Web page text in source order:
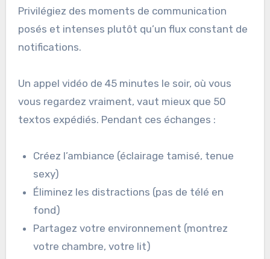
Privilégiez des moments de communication
posés et intenses plutôt qu’un flux constant de
notifications.
Un appel vidéo de 45 minutes le soir, où vous
vous regardez vraiment, vaut mieux que 50
textos expédiés. Pendant ces échanges :
Créez l’ambiance (éclairage tamisé, tenue
sexy)
Éliminez les distractions (pas de télé en
fond)
Partagez votre environnement (montrez
votre chambre, votre lit)